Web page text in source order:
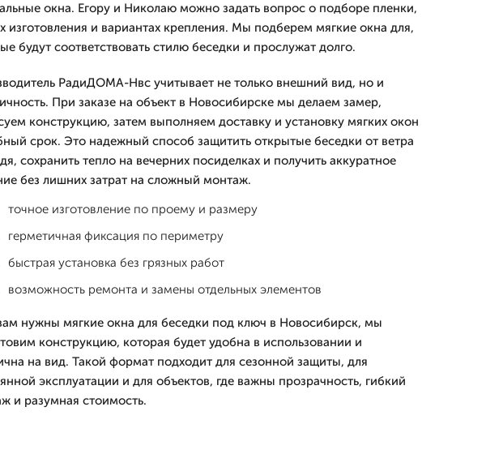
окна. Егору и Николаю можно задать вопрос о подборе пленки,
изготовления и вариантах крепления. Мы подберем мягкие окна для,
будут соответствовать стилю беседки и прослужат долго.
РадиДОМА-Нвс учитывает не только внешний вид, но и
При заказе на объект в Новосибирске мы делаем замер,
конструкцию, затем выполняем доставку и установку мягких окон
срок. Это надежный способ защитить открытые беседки от ветра
сохранить тепло на вечерних посиделках и получить аккуратное
без лишних затрат на сложный монтаж.
точное изготовление по проему и размеру
герметичная фиксация по периметру
быстрая установка без грязных работ
возможность ремонта и замены отдельных элементов
нужны мягкие окна для беседки под ключ в Новосибирск, мы
конструкцию, которая будет удобна в использовании и
на вид. Такой формат подходит для сезонной защиты, для
эксплуатации и для объектов, где важны прозрачность, гибкий
и разумная стоимость.